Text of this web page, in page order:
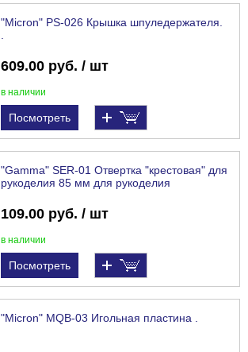
"Micron" PS-026 Крышка шпуледержателя.
.
609.00 руб. / шт
в наличии
Посмотреть
"Gamma" SER-01 Отвертка "крестовая" для
рукоделия 85 мм для рукоделия
109.00 руб. / шт
в наличии
Посмотреть
"Micron" MQB-03 Игольная пластина .